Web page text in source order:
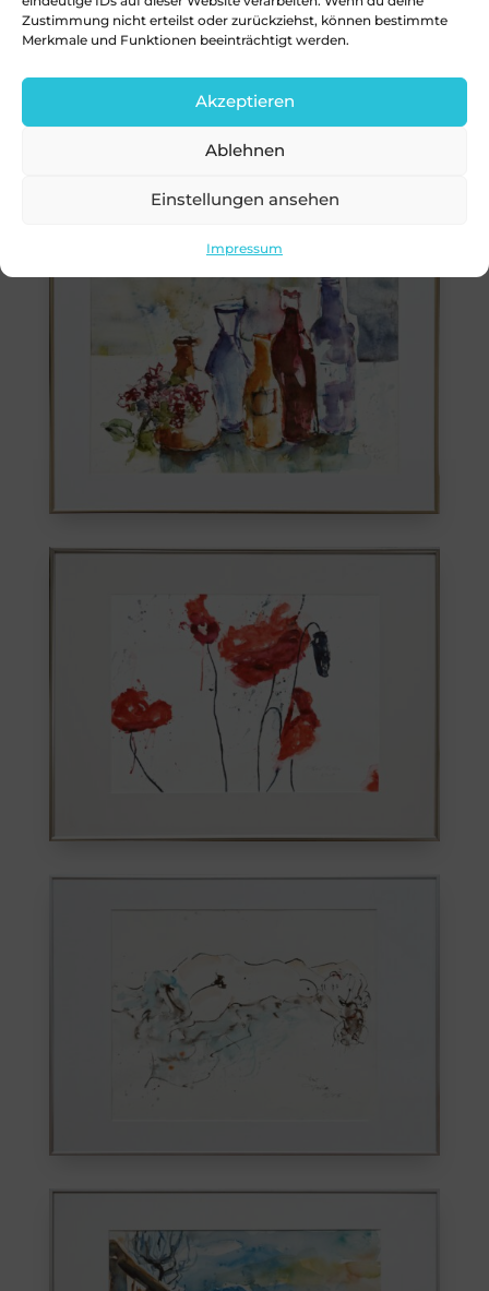
Zustimmung nicht erteilst oder zurückziehst, können bestimmte
Merkmale und Funktionen beeinträchtigt werden.
Akzeptieren
Ablehnen
Einstellungen ansehen
Impressum